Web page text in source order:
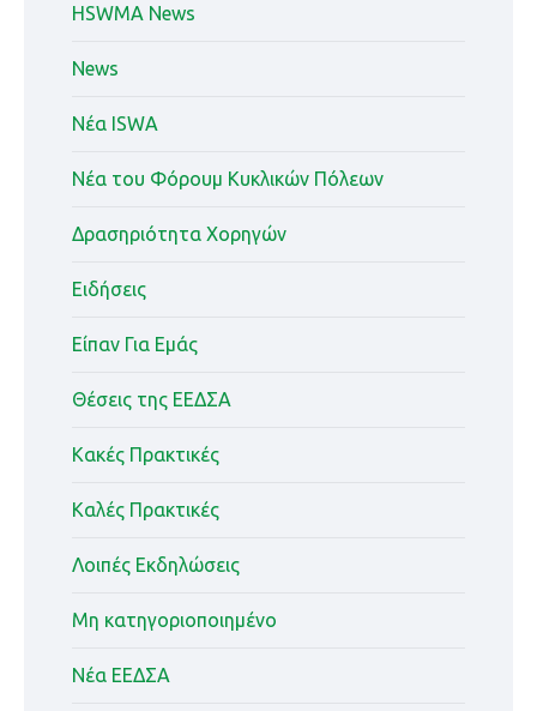
HSWMA News
News
Nέα ISWA
Nέα του Φόρουμ Κυκλικών Πόλεων
Δρασηριότητα Χορηγών
Ειδήσεις
Είπαν Για Εμάς
Θέσεις της ΕΕΔΣΑ
Κακές Πρακτικές
Καλές Πρακτικές
Λοιπές Εκδηλώσεις
Μη κατηγοριοποιημένο
Νέα ΕΕΔΣΑ